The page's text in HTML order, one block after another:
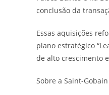
conclusão da
Essas aquisições
plano estratégico
de alto crescimento
Sobre a Saint-Gobain